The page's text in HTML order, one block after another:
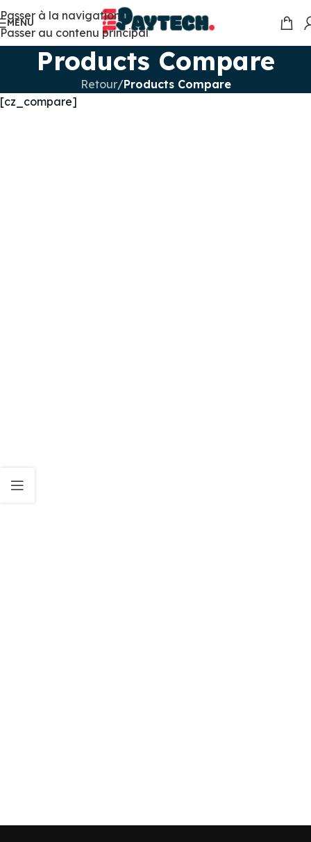
Passer à la navigation
Passer au contenu principal
MENU
Products Compare
Retour/Products Compare
[cz_compare]